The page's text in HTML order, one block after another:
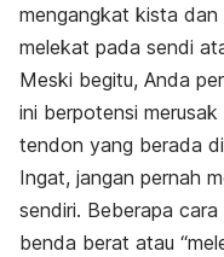
mengangkat kista
melekat pada sendi
Meski begitu, Anda
ini berpotensi
tendon yang berada
Ingat, jangan pernah
sendiri. Beberapa
benda berat atau